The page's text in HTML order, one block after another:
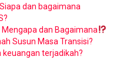
dan bagaimana
dan Bagaimana
Susun Masa Transisi?
terjadikah?